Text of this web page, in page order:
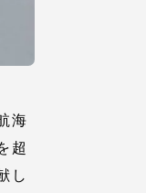
海
超
し